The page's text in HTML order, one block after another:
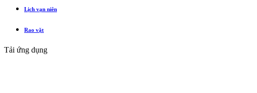
Lịch vạn niên
Rao vặt
Tải ứng dụng